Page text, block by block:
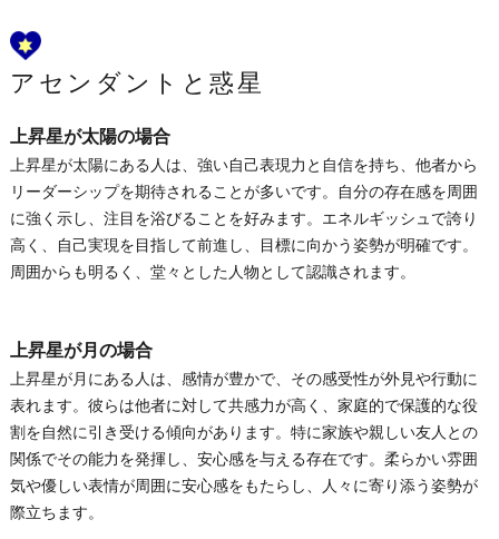
アセンダントと惑星
上昇星が太陽の場合
上昇星が太陽にある人は、強い自己表現力と自信を持ち、他者から
リーダーシップを期待されることが多いです。自分の存在感を周囲
に強く示し、注目を浴びることを好みます。エネルギッシュで誇り
高く、自己実現を目指して前進し、目標に向かう姿勢が明確です。
周囲からも明るく、堂々とした人物として認識されます。
上昇星が月の場合
上昇星が月にある人は、感情が豊かで、その感受性が外見や行動に
表れます。彼らは他者に対して共感力が高く、家庭的で保護的な役
割を自然に引き受ける傾向があります。特に家族や親しい友人との
関係でその能力を発揮し、安心感を与える存在です。柔らかい雰囲
気や優しい表情が周囲に安心感をもたらし、人々に寄り添う姿勢が
際立ちます。